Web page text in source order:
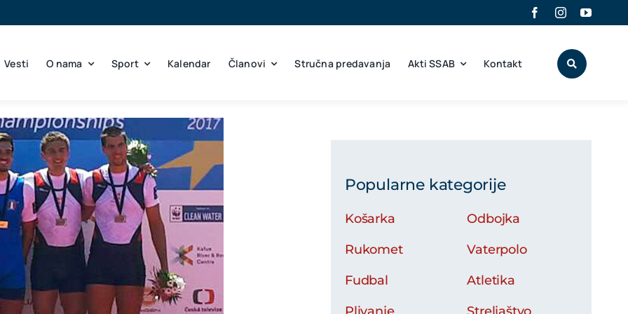
Vesti O nama Sport Kalendar Članovi Stručna predavanja Akti SSAB Kontakt
Popularne kategorije
Košarka
Rukomet
Fudbal
Odbojka
Vaterpolo
Atletika